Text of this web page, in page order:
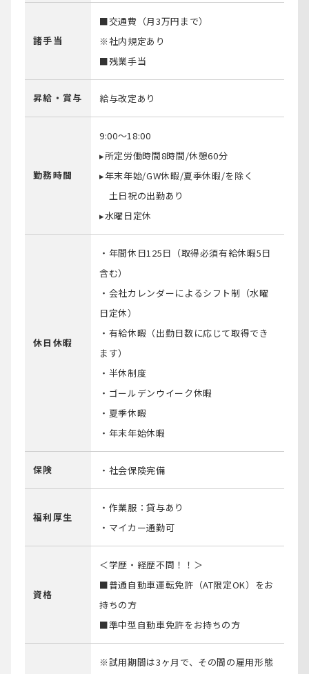
諸⼿当
■交通費（月3万円まで）
※社内規定あり
■残業手当
昇給・賞与 給与改定あり
勤務時間
9:00～18:00
▸所定労働時間8時間/休憩60分
▸年末年始/GW休暇/夏季休暇/を除く
土日祝の出勤あり
▸水曜日定休
休⽇休暇
・年間休日125日（取得必須有給休暇5日
含む）
・会社カレンダーによるシフト制（水曜
日定休）
・有給休暇（出勤日数に応じて取得でき
ます）
・半休制度
・ゴールデンウイーク休暇
・夏季休暇
・年末年始休暇
保険 ・社会保険完備
福利厚⽣
・作業服：貸与あり
・マイカー通勤可
資格
＜学歴・経歴不問！！＞
■普通自動車運転免許（AT限定OK）をお
持ちの方
■準中型自動車免許をお持ちの方
※試用期間は3ヶ月で、その間の雇用形態